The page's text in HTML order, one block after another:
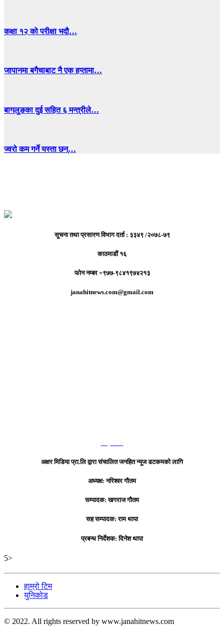
कक्षा १२ को परीक्षा भदौ…
जापानमा बगैचाबाट नै एक हप्तामा…
बागलुङका दुई सहित ६ मन्त्रीले…
ज्वरो कम गर्ने यस्ता छन्…
सूचना तथा प्रसारण विभाग दर्ता : ३३४९ /२०७८-७९
काठमाडौं १६
फोन नम्बर +९७७-९८४१९७४२१३
janahitnews.com@gmail.com
अक्षर मिडिया प्रा.लि द्वारा संचालित जनहित न्यूज डटकमको लागि
अध्यक्ष: नरिश्वर गौतम
सम्पादक: खगराज गौतम
सह सम्पादक: राम थापा
प्रबन्ध निर्देशक: दिनेश थापा
5>
हाम्रो टिम
युनिकोड
© 2022. All rights reserved by www.janahitnews.com